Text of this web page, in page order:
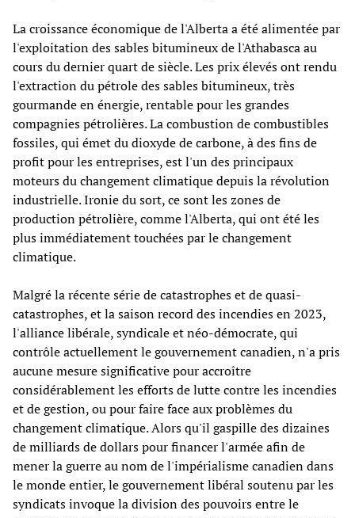
La croissance économique de l'Alberta a été alimentée par
l'exploitation des sables bitumineux de l'Athabasca au
cours du dernier quart de siècle. Les prix élevés ont rendu
l'extraction du pétrole des sables bitumineux, très
gourmande en énergie, rentable pour les grandes
compagnies pétrolières. La combustion de combustibles
fossiles, qui émet du dioxyde de carbone, à des fins de
profit pour les entreprises, est l'un des principaux
moteurs du changement climatique depuis la révolution
industrielle. Ironie du sort, ce sont les zones de
production pétrolière, comme l'Alberta, qui ont été les
plus immédiatement touchées par le changement
climatique.
Malgré la récente série de catastrophes et de quasi-
catastrophes, et la saison record des incendies en 2023,
l'alliance libérale, syndicale et néo-démocrate, qui
contrôle actuellement le gouvernement canadien, n'a pris
aucune mesure significative pour accroître
considérablement les efforts de lutte contre les incendies
et de gestion, ou pour faire face aux problèmes du
changement climatique. Alors qu'il gaspille des dizaines
de milliards de dollars pour financer l'armée afin de
mener la guerre au nom de l'impérialisme canadien dans
le monde entier, le gouvernement libéral soutenu par les
syndicats invoque la division des pouvoirs entre le